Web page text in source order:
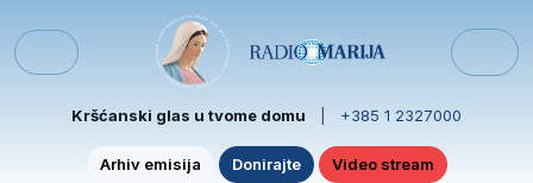
Menu
Kršćanski glas u tvome domu +385 1 2327000
Arhiv emisija Donirajte Video stream